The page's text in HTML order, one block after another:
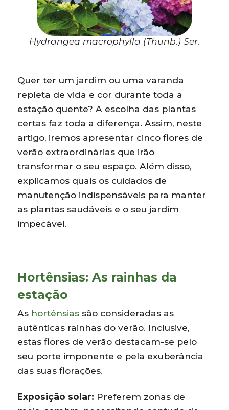
Hydrangea macrophylla (Thunb.) Ser.
Quer ter um jardim ou uma varanda
repleta de vida e cor durante toda a
estação quente? A escolha das plantas
certas faz toda a diferença. Assim, neste
artigo, iremos apresentar cinco flores de
verão extraordinárias que irão
transformar o seu espaço. Além disso,
explicamos quais os cuidados de
manutenção indispensáveis para manter
as plantas saudáveis e o seu jardim
impecável.
Hortênsias: As rainhas da
estação
As hortênsias são consideradas as
autênticas rainhas do verão. Inclusive,
estas flores de verão destacam-se pelo
seu porte imponente e pela exuberância
das suas florações.
Exposição solar: Preferem zonas de